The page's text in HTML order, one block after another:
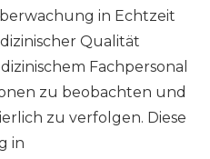
in Echtzeit
Qualität
Fachpersonal
zu beobachten und
zu verfolgen. Diese
in